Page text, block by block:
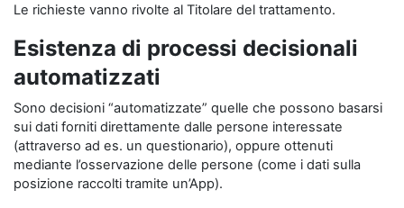
Le richieste vanno rivolte al Titolare del trattamento.
Esistenza di processi decisionali
automatizzati
Sono decisioni “automatizzate” quelle che possono basarsi
sui dati forniti direttamente dalle persone interessate
(attraverso ad es. un questionario), oppure ottenuti
mediante l’osservazione delle persone (come i dati sulla
posizione raccolti tramite un’App).